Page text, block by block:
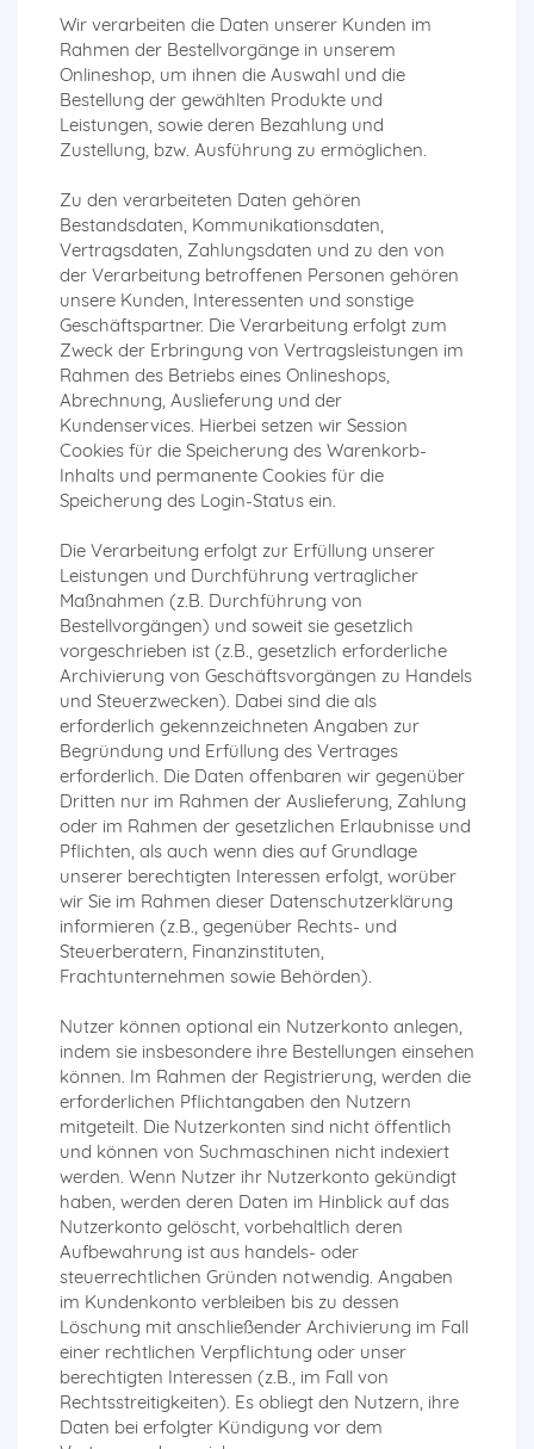
Wir verarbeiten die Daten unserer Kunden im
Rahmen der Bestellvorgänge in unserem
Onlineshop, um ihnen die Auswahl und die
Bestellung der gewählten Produkte und
Leistungen, sowie deren Bezahlung und
Zustellung, bzw. Ausführung zu ermöglichen.
Zu den verarbeiteten Daten gehören
Bestandsdaten, Kommunikationsdaten,
Vertragsdaten, Zahlungsdaten und zu den von
der Verarbeitung betroffenen Personen gehören
unsere Kunden, Interessenten und sonstige
Geschäftspartner. Die Verarbeitung erfolgt zum
Zweck der Erbringung von Vertragsleistungen im
Rahmen des Betriebs eines Onlineshops,
Abrechnung, Auslieferung und der
Kundenservices. Hierbei setzen wir Session
Cookies für die Speicherung des Warenkorb-
Inhalts und permanente Cookies für die
Speicherung des Login-Status ein.
Die Verarbeitung erfolgt zur Erfüllung unserer
Leistungen und Durchführung vertraglicher
Maßnahmen (z.B. Durchführung von
Bestellvorgängen) und soweit sie gesetzlich
vorgeschrieben ist (z.B., gesetzlich erforderliche
Archivierung von Geschäftsvorgängen zu Handels
und Steuerzwecken). Dabei sind die als
erforderlich gekennzeichneten Angaben zur
Begründung und Erfüllung des Vertrages
erforderlich. Die Daten offenbaren wir gegenüber
Dritten nur im Rahmen der Auslieferung, Zahlung
oder im Rahmen der gesetzlichen Erlaubnisse und
Pflichten, als auch wenn dies auf Grundlage
unserer berechtigten Interessen erfolgt, worüber
wir Sie im Rahmen dieser Datenschutzerklärung
informieren (z.B., gegenüber Rechts- und
Steuerberatern, Finanzinstituten,
Frachtunternehmen sowie Behörden).
Nutzer können optional ein Nutzerkonto anlegen,
indem sie insbesondere ihre Bestellungen einsehen
können. Im Rahmen der Registrierung, werden die
erforderlichen Pflichtangaben den Nutzern
mitgeteilt. Die Nutzerkonten sind nicht öffentlich
und können von Suchmaschinen nicht indexiert
werden. Wenn Nutzer ihr Nutzerkonto gekündigt
haben, werden deren Daten im Hinblick auf das
Nutzerkonto gelöscht, vorbehaltlich deren
Aufbewahrung ist aus handels- oder
steuerrechtlichen Gründen notwendig. Angaben
im Kundenkonto verbleiben bis zu dessen
Löschung mit anschließender Archivierung im Fall
einer rechtlichen Verpflichtung oder unser
berechtigten Interessen (z.B., im Fall von
Rechtsstreitigkeiten). Es obliegt den Nutzern, ihre
Daten bei erfolgter Kündigung vor dem